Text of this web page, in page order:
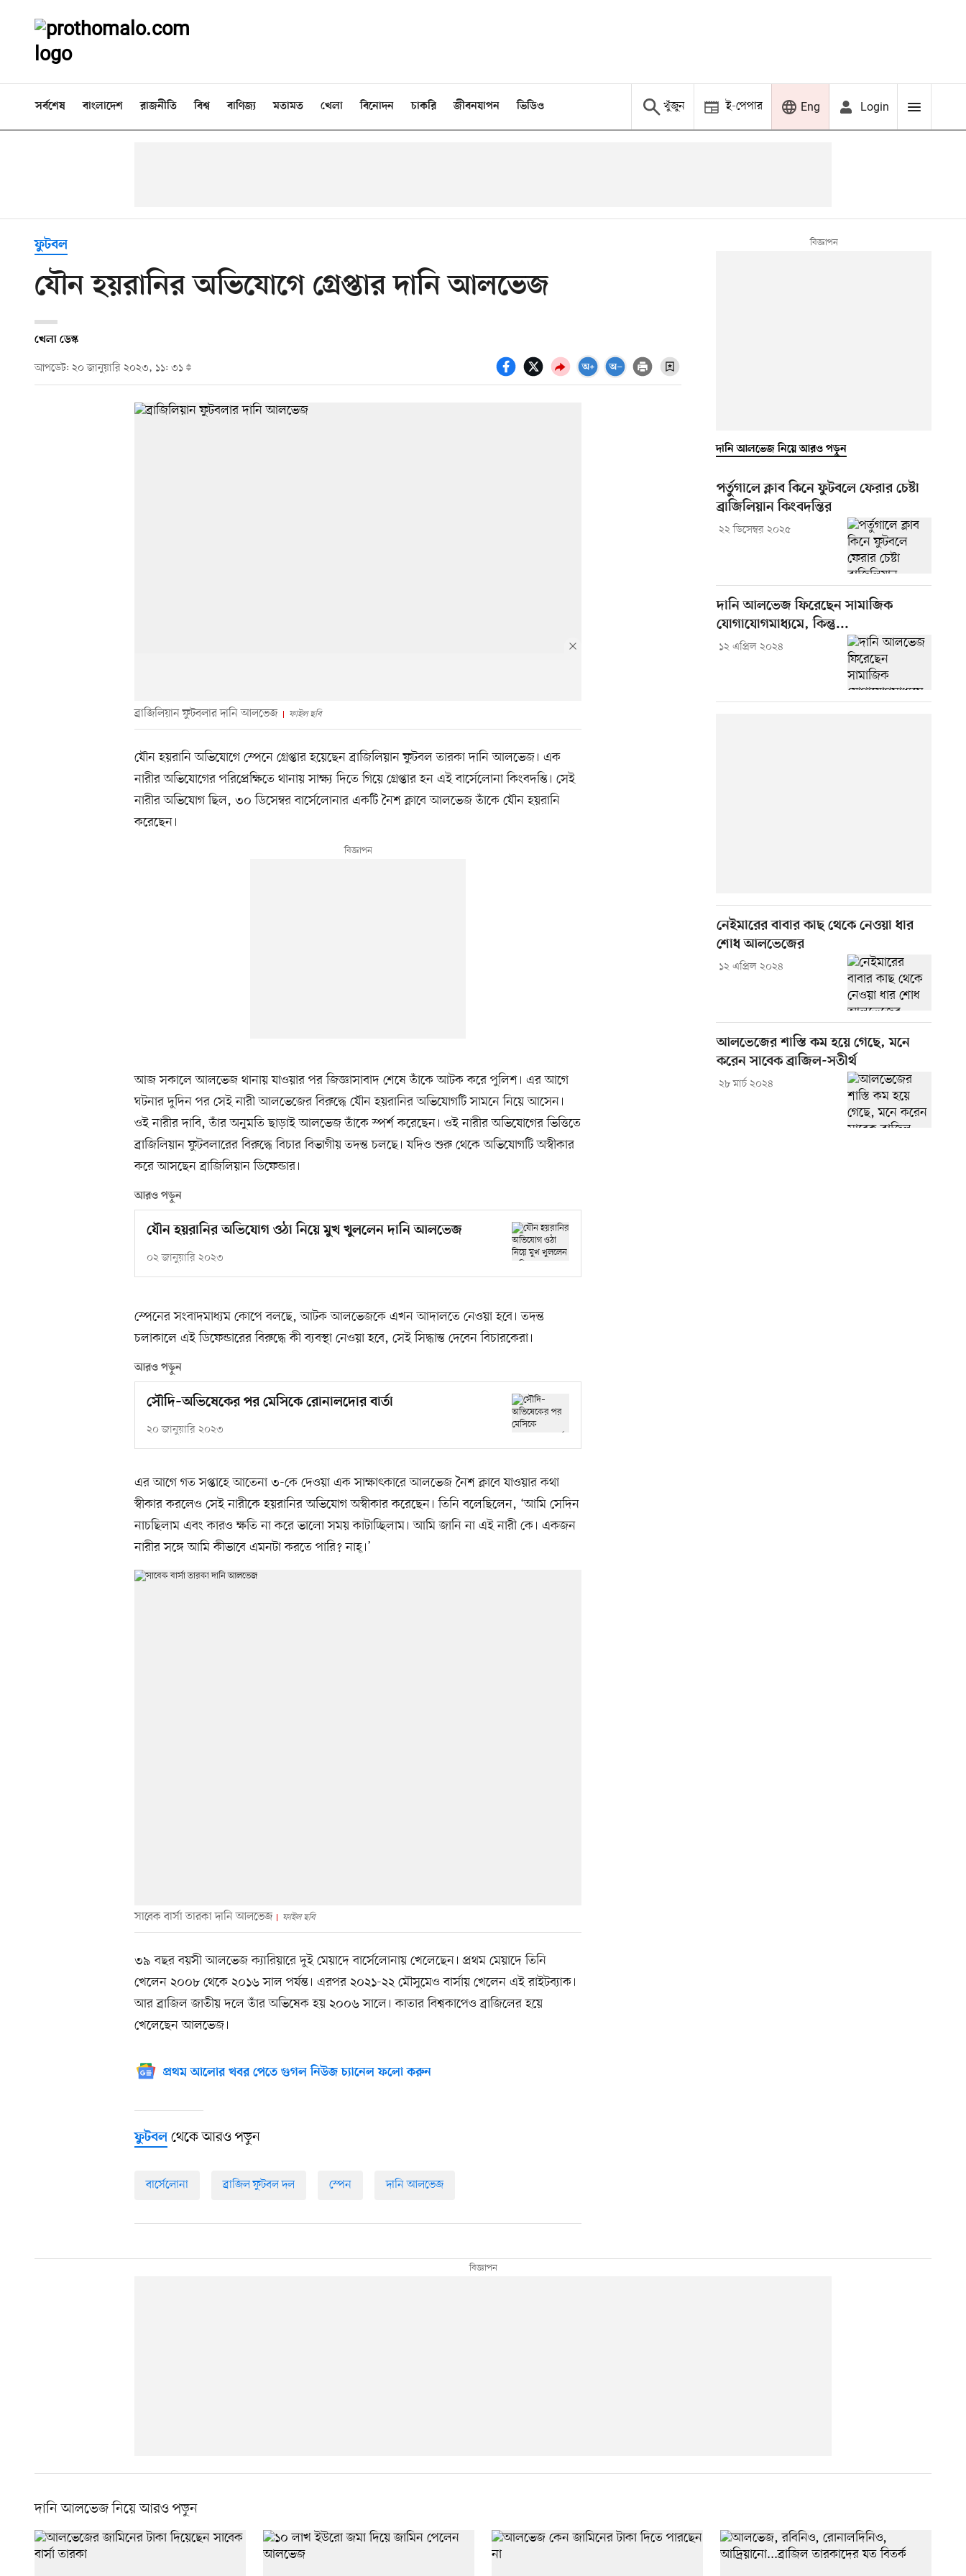
সর্বশেষ বাংলাদেশ রাজনীতি বিশ্ব বাণিজ্য মতামত খেলা বিনোদন চাকরি জীবনযাপন ভিডিও খুঁজুন ই-পেপার Eng Login
ফুটবল
যৌন হয়রানির অভিযোগে গ্রেপ্তার দানি আলভেজ
খেলা ডেস্ক
আপডেট: ২০ জানুয়ারি ২০২৩, ১১: ৩১
ব্রাজিলিয়ান ফুটবলার দানি আলভেজ ফাইল ছবি
যৌন হয়রানি অভিযোগে স্পেনে গ্রেপ্তার হয়েছেন ব্রাজিলিয়ান ফুটবল তারকা দানি আলভেজ। এক
নারীর অভিযোগের পরিপ্রেক্ষিতে থানায় সাক্ষ্য দিতে গিয়ে গ্রেপ্তার হন এই বার্সেলোনা কিংবদন্তি। সেই
নারীর অভিযোগ ছিল, ৩০ ডিসেম্বর বার্সেলোনার একটি নৈশ ক্লাবে আলভেজ তাঁকে যৌন হয়রানি
করেছেন।
আজ সকালে আলভেজ থানায় যাওয়ার পর জিজ্ঞাসাবাদ শেষে তাঁকে আটক করে পুলিশ। এর আগে
ঘটনার দুদিন পর সেই নারী আলভেজের বিরুদ্ধে যৌন হয়রানির অভিযোগটি সামনে নিয়ে আসেন।
ওই নারীর দাবি, তাঁর অনুমতি ছাড়াই আলভেজ তাঁকে স্পর্শ করেছেন। ওই নারীর অভিযোগের ভিত্তিতে
ব্রাজিলিয়ান ফুটবলারের বিরুদ্ধে বিচার বিভাগীয় তদন্ত চলছে। যদিও শুরু থেকে অভিযোগটি অস্বীকার
করে আসছেন ব্রাজিলিয়ান ডিফেন্ডার।
আরও পড়ুন
যৌন হয়রানির অভিযোগ ওঠা নিয়ে মুখ খুললেন দানি আলভেজ
০২ জানুয়ারি ২০২৩
স্পেনের সংবাদমাধ্যম কোপে বলছে, আটক আলভেজকে এখন আদালতে নেওয়া হবে। তদন্ত
চলাকালে এই ডিফেন্ডারের বিরুদ্ধে কী ব্যবস্থা নেওয়া হবে, সেই সিদ্ধান্ত দেবেন বিচারকেরা।
আরও পড়ুন
সৌদি–অভিষেকের পর মেসিকে রোনালদোর বার্তা
২০ জানুয়ারি ২০২৩
এর আগে গত সপ্তাহে আতেনা ৩-কে দেওয়া এক সাক্ষাৎকারে আলভেজ নৈশ ক্লাবে যাওয়ার কথা
স্বীকার করলেও সেই নারীকে হয়রানির অভিযোগ অস্বীকার করেছেন। তিনি বলেছিলেন, ‘আমি সেদিন
নাচছিলাম এবং কারও ক্ষতি না করে ভালো সময় কাটাচ্ছিলাম। আমি জানি না এই নারী কে। একজন
নারীর সঙ্গে আমি কীভাবে এমনটা করতে পারি? নাহ্‌।’
সাবেক বার্সা তারকা দানি আলভেজ ফাইল ছবি
৩৯ বছর বয়সী আলভেজ ক্যারিয়ারে দুই মেয়াদে বার্সেলোনায় খেলেছেন। প্রথম মেয়াদে তিনি
খেলেন ২০০৮ থেকে ২০১৬ সাল পর্যন্ত। এরপর ২০২১-২২ মৌসুমেও বার্সায় খেলেন এই রাইটব্যাক।
আর ব্রাজিল জাতীয় দলে তাঁর অভিষেক হয় ২০০৬ সালে। কাতার বিশ্বকাপেও ব্রাজিলের হয়ে
খেলেছেন আলভেজ।
প্রথম আলোর খবর পেতে গুগল নিউজ চ্যানেল ফলো করুন
ফুটবল থেকে আরও পড়ুন
বার্সেলোনা ব্রাজিল ফুটবল দল স্পেন দানি আলভেজ
দানি আলভেজ নিয়ে আরও পড়ুন
পর্তুগালে ক্লাব কিনে ফুটবলে ফেরার চেষ্টা
ব্রাজিলিয়ান কিংবদন্তির
২২ ডিসেম্বর ২০২৫
দানি আলভেজ ফিরেছেন সামাজিক
যোগাযোগমাধ্যমে, কিন্তু...
১২ এপ্রিল ২০২৪
নেইমারের বাবার কাছ থেকে নেওয়া ধার
শোধ আলভেজের
১২ এপ্রিল ২০২৪
আলভেজের শাস্তি কম হয়ে গেছে, মনে
করেন সাবেক ব্রাজিল-সতীর্থ
২৮ মার্চ ২০২৪
দানি আলভেজ নিয়ে আরও পড়ুন